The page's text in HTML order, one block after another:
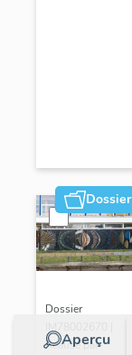
Dossier
Aperçu
Dossier
IM78002670 |
Réalisé par